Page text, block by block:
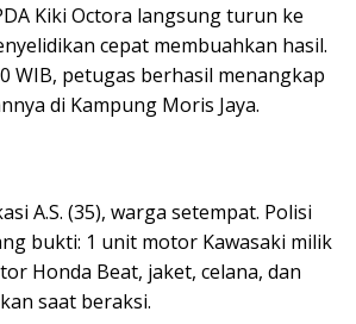
Kiki Octora langsung turun ke
cepat membuahkan hasil.
WIB, petugas berhasil menangkap
di Kampung Moris Jaya.
A.S. (35), warga setempat. Polisi
bukti: 1 unit motor Kawasaki milik
Honda Beat, jaket, celana, dan
saat beraksi.